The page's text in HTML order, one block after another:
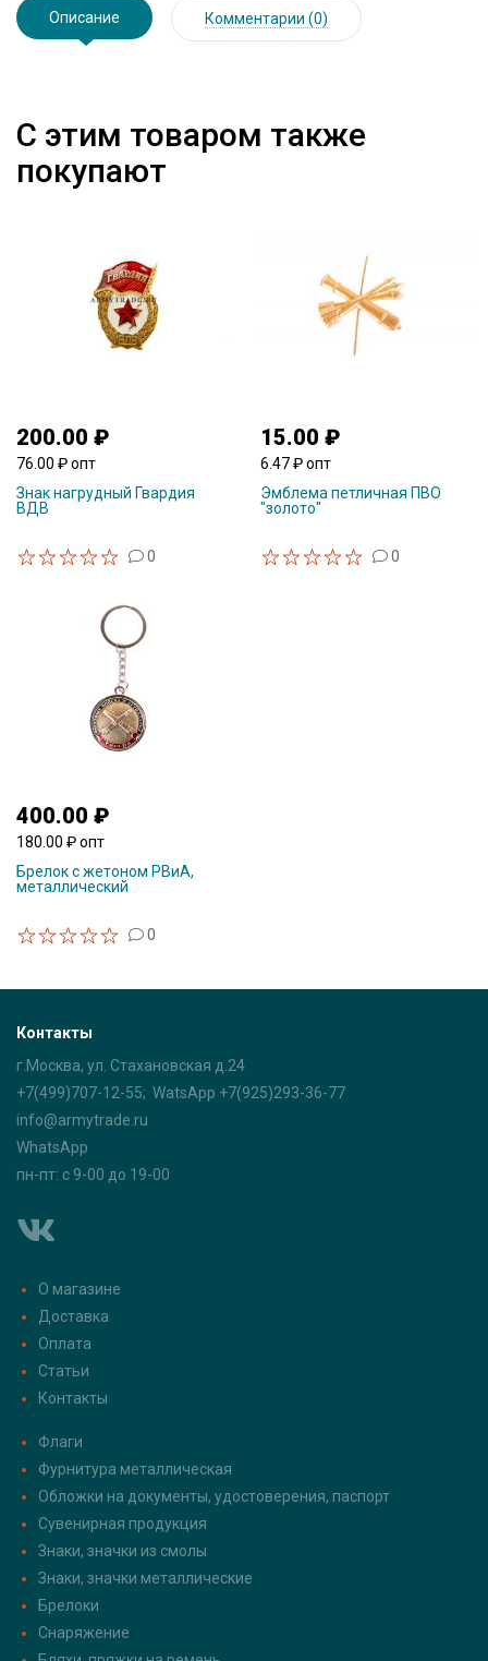
Описание Комментарии (0)
С этим товаром также
покупают
200.00 ₽
76.00 ₽ опт
Знак нагрудный Гвардия
ВДВ
0
15.00 ₽
6.47 ₽ опт
Эмблема петличная ПВО
"золото"
0
400.00 ₽
180.00 ₽ опт
Брелок с жетоном РВиА,
металлический
0
Контакты
г.Москва, ул. Стахановская д.24
+7(499)707-12-55; WatsApp +7(925)293-36-77
info@armytrade.ru
WhatsApp
пн-пт: с 9-00 до 19-00
О магазине
Доставка
Оплата
Статьи
Контакты
Флаги
Фурнитура металлическая
Обложки на документы, удостоверения, паспорт
Сувенирная продукция
Знаки, значки из смолы
Знаки, значки металлические
Брелоки
Снаряжение